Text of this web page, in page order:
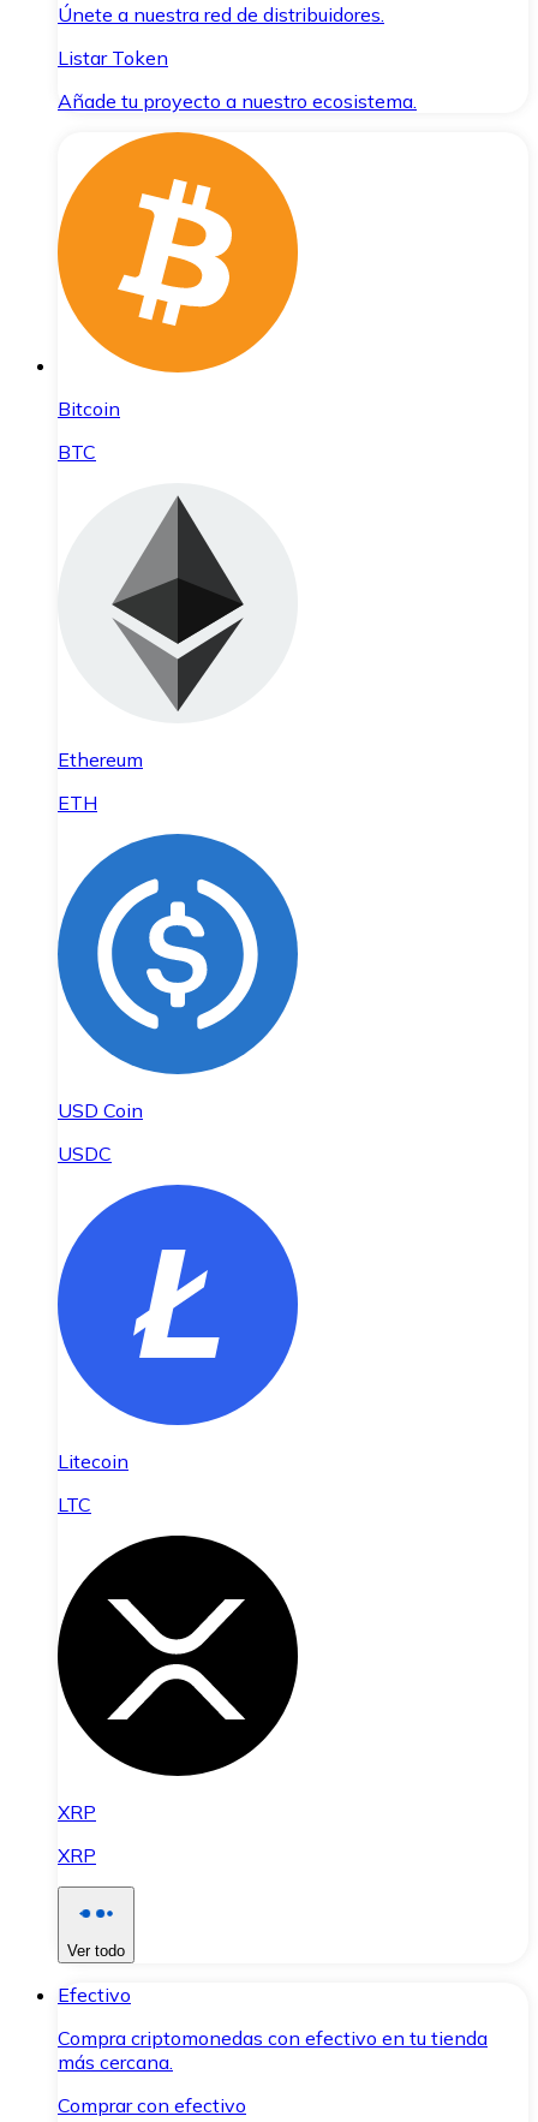
Únete a nuestra red de distribuidores.
Listar Token
Añade tu proyecto a nuestro ecosistema.
Bitcoin
BTC
Ethereum
ETH
USD Coin
USDC
Litecoin
LTC
XRP
XRP
Ver todo
Efectivo
Compra criptomonedas con efectivo en tu tienda
más cercana.
Comprar con efectivo